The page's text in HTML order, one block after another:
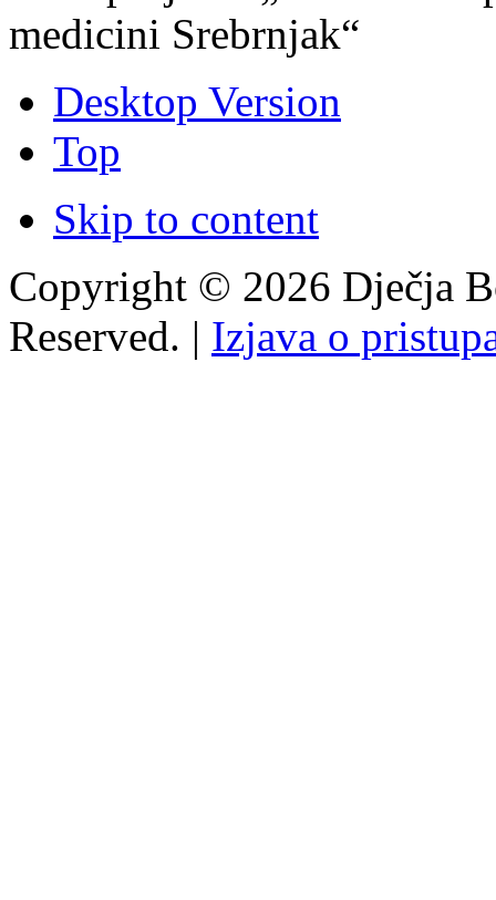
medicini Srebrnjak“
Desktop Version
Top
Skip to content
Copyright © 2026 Dječja
Reserved. | Izjava o